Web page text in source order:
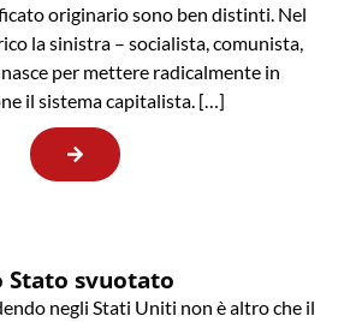
originario sono ben distinti. Nel
la sinistra – socialista, comunista,
per mettere radicalmente in
il sistema capitalista. […]
Stato svuotato
negli Stati Uniti non è altro che il